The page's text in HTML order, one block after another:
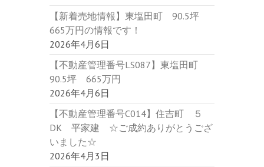
【新着売地情報】東塩田町 90.5坪
665万円の情報です！
2026年4月6日
【不動産管理番号LS087】東塩田町
90.5坪 665万円
2026年4月6日
【不動産管理番号C014】住吉町 ５
DK 平家建 ☆ご成約ありがとうござ
いました☆
2026年4月3日